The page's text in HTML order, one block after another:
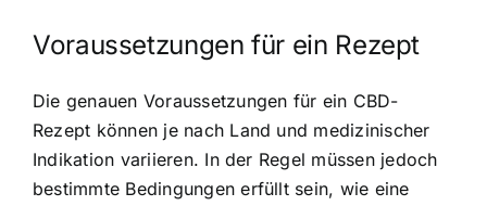
Voraussetzungen für ein Rezept
Die genauen Voraussetzungen für ein CBD-
Rezept können je nach Land und medizinischer
Indikation variieren. In der Regel müssen jedoch
bestimmte Bedingungen erfüllt sein, wie eine